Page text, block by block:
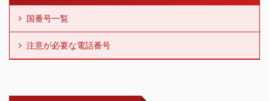
国番号一覧
注意が必要な電話番号